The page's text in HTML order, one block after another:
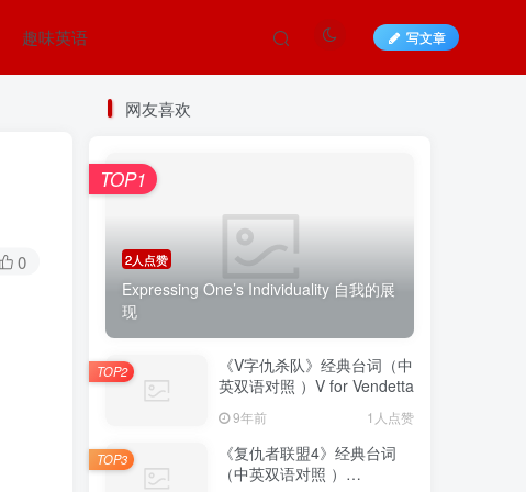
趣味英语 写文章
0
网友喜欢
2人点赞
Expressing One’s Individuality 自我的展
现
TOP1
《V字仇杀队》经典台词（中
英双语对照 ）V for Vendetta
9年前 1人点赞
TOP2
《复仇者联盟4》经典台词
（中英双语对照 ）
TOP3